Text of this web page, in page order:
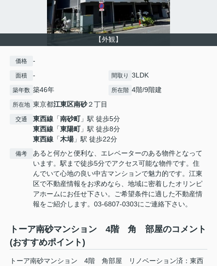
【外観】
価格 -
面積 - 間取り 3LDK
築年数 築46年 所在階 4階/9階建
所在地 東京都江東区南砂２丁目
交通 東西線 「南砂町」駅 徒歩5分
東西線 「東陽町」駅 徒歩8分
東西線 「木場」駅 徒歩22分
備考
あると何かと便利な、エレベーターのある物件となって
います。駅まで徒歩5分でアクセス可能な物件です。住
んでいて心地の良い中古マンションで魅力的です。江東
区で不動産情報をお求めなら、地域に密着したオリンピ
アホームにお任せ下さい。ご希望条件に適した不動産情
報をご紹介します。03-6807-0303にご連絡下さい。
トーア南砂マンション 4階 角 部屋のコメント
(おすすめポイント)
トーア南砂マンション 4階 角部屋 リノベーション済：東西